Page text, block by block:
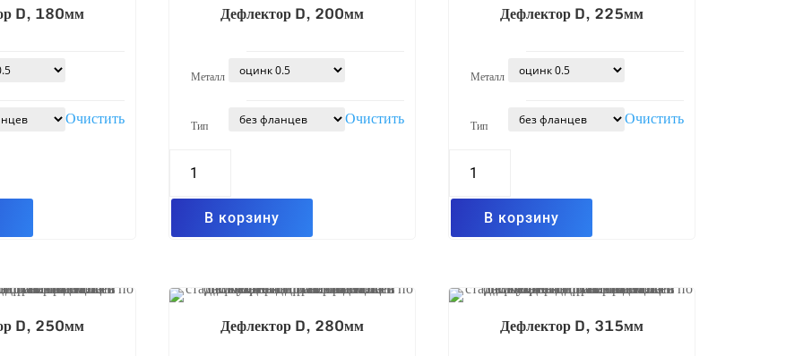
D, 180мм
Очистить
Дефлектор D, 200мм
Металл
Тип Очистить
товара
Дефлектор
200мм
В корзину
Дефлектор D, 225мм
Металл
Тип Очистить
товара
Дефлектор
225мм
В корзину
D, 250мм Дефлектор D, 280мм Дефлектор D, 315мм